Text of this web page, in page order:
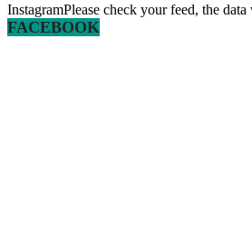
InstagramPlease check your feed, the
FACEBOOK